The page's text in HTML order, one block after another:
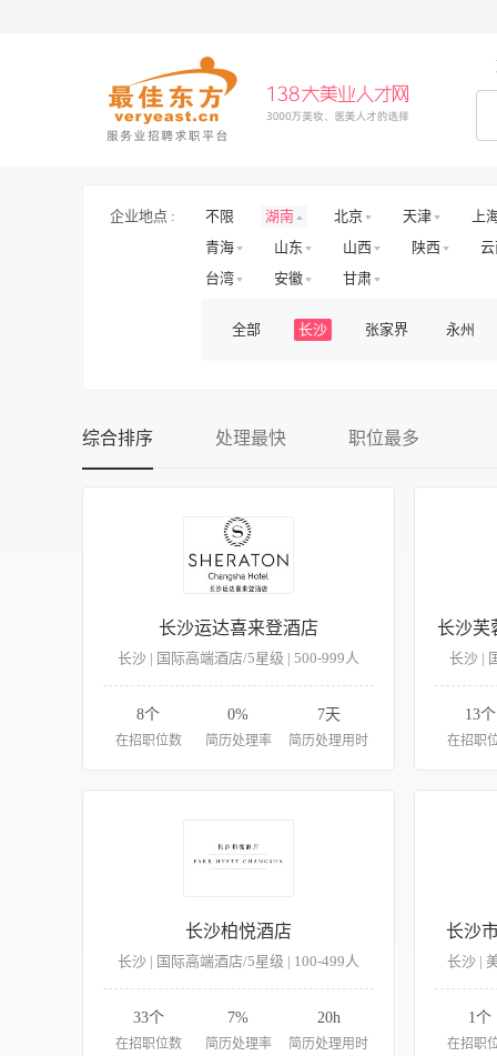
企业地点 : 不限 湖南 北京 天津
上
青海
山东 山西 陕西
台湾
安徽 甘肃
全部 长沙 张家界 永州
综合排序 处理最快 职位最多
长沙运达喜来登酒店
长沙 | 国际高端酒店/5星级 | 500-999人
8个
在招职位数
0%
简历处理率
7天
简历处理用时
长沙芙
长沙 |
13个
在招职
长沙柏悦酒店
长沙 | 国际高端酒店/5星级 | 100-499人
33个
在招职位数
7%
简历处理率
20h
简历处理用时
长沙
长沙 |
1个
在招职